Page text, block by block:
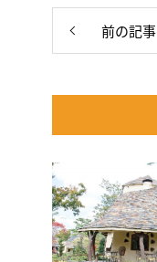
前の記事